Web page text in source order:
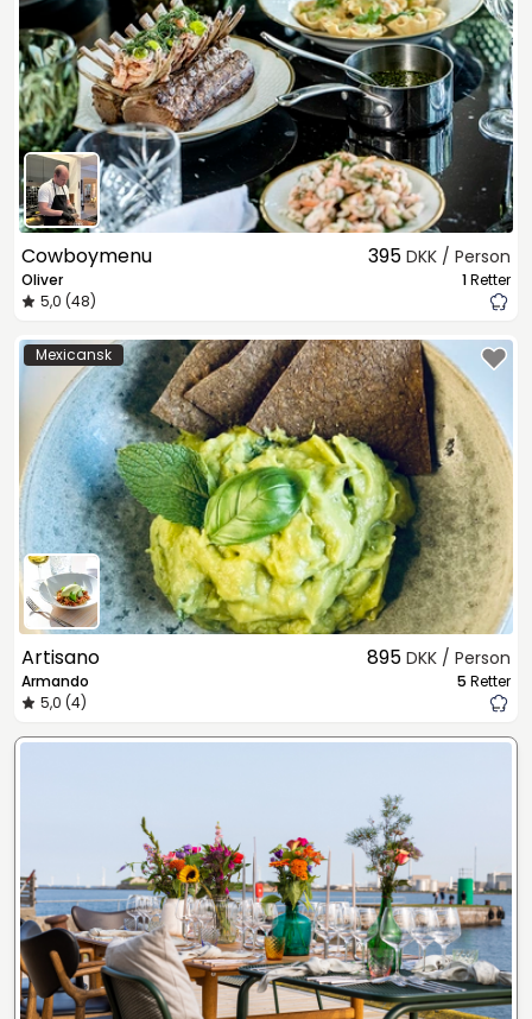
Cowboymenu
Oliver
5,0 (48)
395 DKK / Person
1Retter
Mexicansk
Artisano
Armando
5,0 (4)
895 DKK / Person
5 Retter